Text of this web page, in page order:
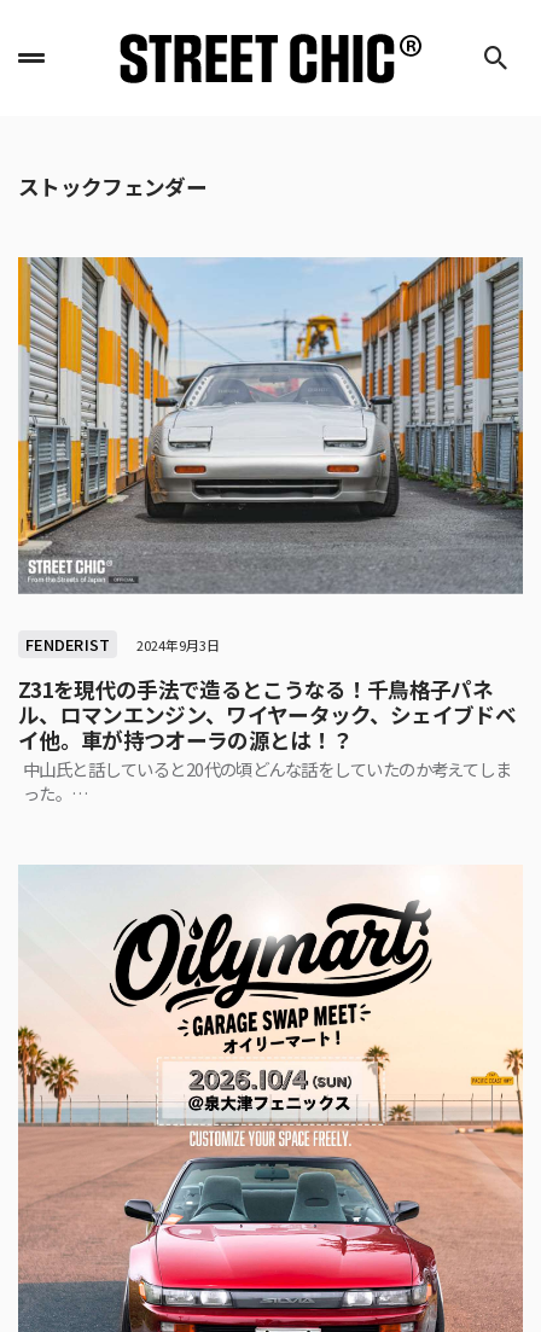
ストックフェンダー
FENDERIST 2024年9月3日
Z31を現代の手法で造るとこうなる！千鳥格子パネ
ル、ロマンエンジン、ワイヤータック、シェイブドベ
イ他。車が持つオーラの源とは！？
中山氏と話していると20代の頃どんな話をしていたのか考えてしま
った。…